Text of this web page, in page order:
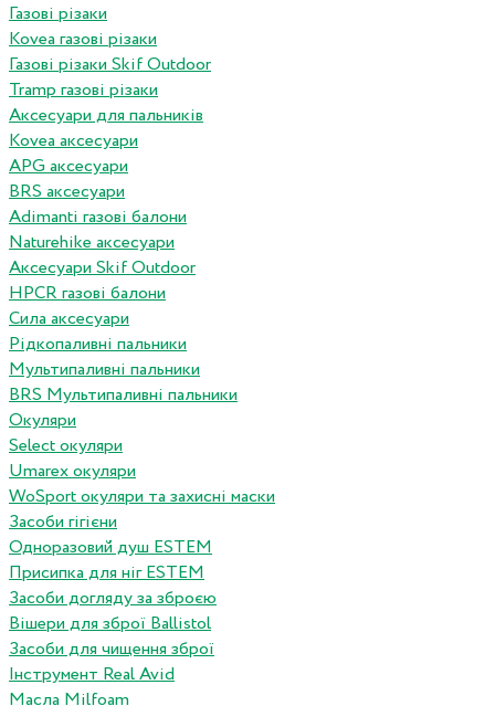
Газові різаки
Kovea газові різаки
Газові різаки Skif Outdoor
Tramp газові різаки
Аксесуари для пальників
Kovea аксесуари
APG аксесуари
BRS аксесуари
Adimanti газові балони
Naturehike аксесуари
Аксесуари Skif Outdoor
HPCR газові балони
Сила аксесуари
Рідкопаливні пальники
Мультипаливні пальники
BRS Мультипаливні пальники
Окуляри
Select окуляри
Umarex окуляри
WoSport окуляри та захисні маски
Засоби гігієни
Одноразовий душ ESTEM
Присипка для ніг ESTEM
Засоби догляду за зброєю
Вішери для зброї Ballistol
Засоби для чищення зброї
Інструмент Real Avid
Масла Milfoam